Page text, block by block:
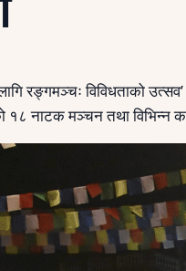
रङ्गमञ्चः विविधताको
नाटक मञ्चन तथा विभिन्न